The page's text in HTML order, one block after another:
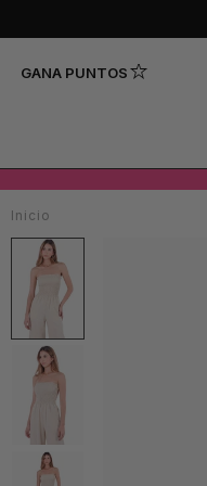
GANA PUNTOS
Inicio